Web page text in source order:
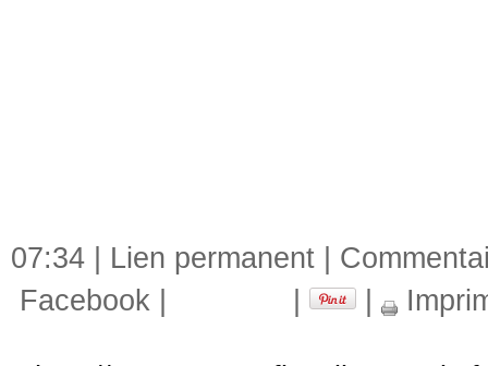
07:34 | Lien permanent
Facebook